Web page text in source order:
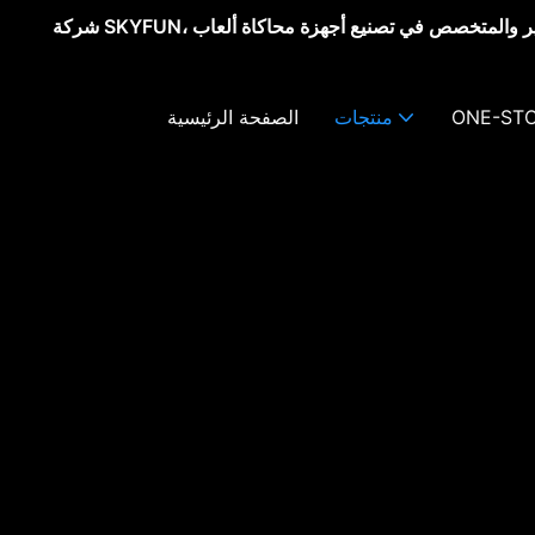
شركة SKYFUN، مورد أجهزة الواقع الافتراضي الشهير والمتخصص في تصنيع أجهزة محاكاة ألعاب
الصفحة الرئيسية منتجات ONE-